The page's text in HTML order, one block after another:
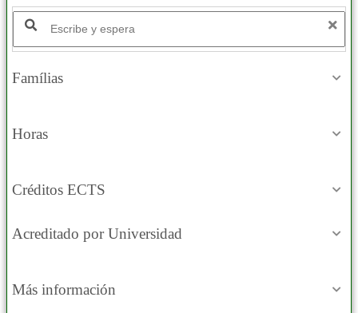
Famílias
Horas
Créditos ECTS
Acreditado por Universidad
Más información